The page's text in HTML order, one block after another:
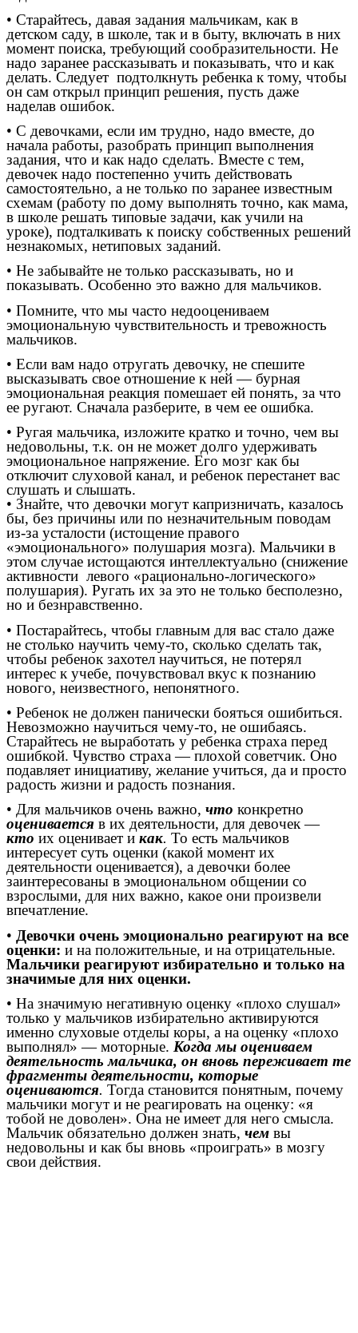
• Старайтесь, давая задания мальчикам, как в
детском саду, в школе, так и в быту, включать в них
момент поиска, требующий сообразительности. Не
надо заранее рассказывать и показывать, что и как
делать. Следует подтолкнуть ребенка к тому, чтобы
он сам открыл принцип решения, пусть даже
наделав ошибок.
• С девочками, если им трудно, надо вместе, до
начала работы, разобрать принцип выполнения
задания, что и как надо сделать. Вместе с тем,
девочек надо постепенно учить действовать
самостоятельно, а не только по заранее известным
схемам (работу по дому выполнять точно, как мама,
в школе решать типовые задачи, как учили на
уроке), подталкивать к поиску собственных решений
незнакомых, нетиповых заданий.
• He забывайте не только рассказывать, но и
показывать. Особенно это важно для мальчиков.
• Помните, что мы часто недооцениваем
эмоциональную чувствительность и тревожность
мальчиков.
• Если вам надо отругать девочку, не спешите
высказывать свое отношение к ней — бурная
эмоциональная реакция помешает ей понять, за что
ее ругают. Сначала разберите, в чем ее ошибка.
• Ругая мальчика, изложите кратко и точно, чем вы
недовольны, т.к. он не может долго удерживать
эмоциональное напряжение. Его мозг как бы
отключит слуховой канал, и ребенок перестанет вас
слушать и слышать.
• Знайте, что девочки могут капризничать, казалось
бы, без причины или по незначительным поводам
из-за усталости (истощение правого
«эмоционального» полушария мозга). Мальчики в
этом случае истощаются интеллектуально (снижение
активности левого «рационально-логического»
полушария). Ругать их за это не только бесполезно,
но и безнравственно.
• Постарайтесь, чтобы главным для вас стало даже
не столько научить чему-то, сколько сделать так,
чтобы ребенок захотел научиться, не потерял
интерес к учебе, почувствовал вкус к познанию
нового, неизвестного, непонятного.
• Ребенок не должен панически бояться ошибиться.
Невозможно научиться чему-то, не ошибаясь.
Старайтесь не выработать у ребенка страха перед
ошибкой. Чувство страха — плохой советчик. Оно
подавляет инициативу, желание учиться, да и просто
радость жизни и радость познания.
• Для мальчиков очень важно, что конкретно
оценивается в их деятельности, для девочек —
кто их оценивает и как. То есть мальчиков
интересует суть оценки (какой момент их
деятельности оценивается), а девочки более
заинтересованы в эмоциональном общении со
взрослыми, для них важно, какое они произвели
впечатление.
• Девочки очень эмоционально реагируют на все
оценки: и на положительные, и на отрицательные.
Мальчики реагируют избирательно и только на
значимые для них оценки.
• На значимую негативную оценку «плохо слушал»
только у мальчиков избирательно активируются
именно слуховые отделы коры, а на оценку «плохо
выполнял» — моторные. Когда мы оцениваем
деятельность мальчика, он вновь переживает те
фрагменты деятельности, которые
оцениваются. Тогда становится понятным, почему
мальчики могут и не реагировать на оценку: «я
тобой не доволен». Она не имеет для него смысла.
Мальчик обязательно должен знать, чем вы
недовольны и как бы вновь «проиграть» в мозгу
свои действия.